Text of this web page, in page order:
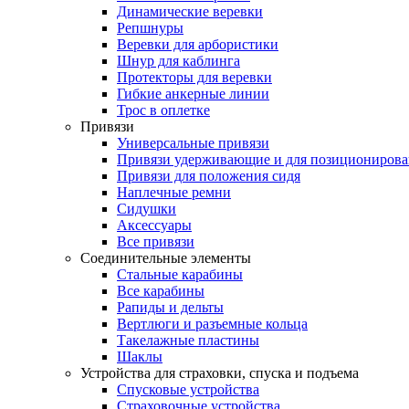
Динамические веревки
Репшнуры
Веревки для арбористики
Шнур для каблинга
Протекторы для веревки
Гибкие анкерные линии
Трос в оплетке
Привязи
Универсальные привязи
Привязи удерживающие и для
Привязи для положения сидя
Наплечные ремни
Сидушки
Аксессуары
Все привязи
Соединительные элементы
Стальные карабины
Все карабины
Рапиды и дельты
Вертлюги и разъемные кольца
Такелажные пластины
Шаклы
Устройства для страховки, спуска и подъема
Спусковые устройства
Страховочные устройства